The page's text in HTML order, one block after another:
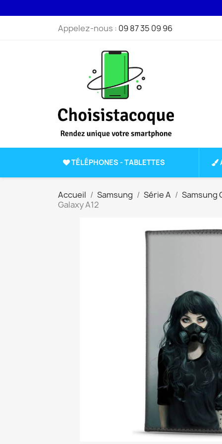
Appelez-nous : 09 87 35 09 96
TÉLÉPHONES - TABLETTES
Accueil Samsung Série A
Samsung
Galaxy A12